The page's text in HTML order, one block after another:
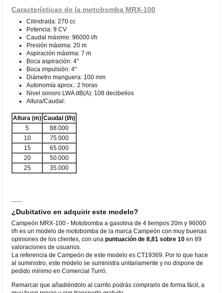
Características de la motobomba MRX-100
Cilindrada: 270 cc
Potencia: 9 CV
Caudal máximo: 96000 l/h
Presión máxima: 20 m
Aspiración máxima: 7 m
Boca aspiración: 4"
Boca impulsión: 4"
Diámetro manguera: 100 mm
Autonomía aprox.: 2 horas
Nivel sonoro LWA dB(A): 108 decibelios
Altura/Caudal:
Altura (m) Caudal (l/h)
5
88.000
10
75.000
15
65.000
20
50.000
25
35.000
¿Dubitativo en adquirir este modelo?
Campeón MRX-100 - Motobomba a gasolina de 4 tiempos 20m y 96000
l/h es un modelo de motobomba de la marca Campeón con muy buenas
opiniones de los clientes, con unapuntuación de 8,81 sobre 10 en 89
valoraciones de usuarios.
La referencia de Campeón de este modelo es CT19369. Por lo que hace
al suministro, este modelo se suministra unitariamente y no dispone de
pedido mínimo en Comercial Turró.
Remarcar que añadiéndolo al carrito podrás comprarlo de forma fácil, a